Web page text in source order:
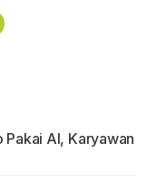
AI, Karyawan